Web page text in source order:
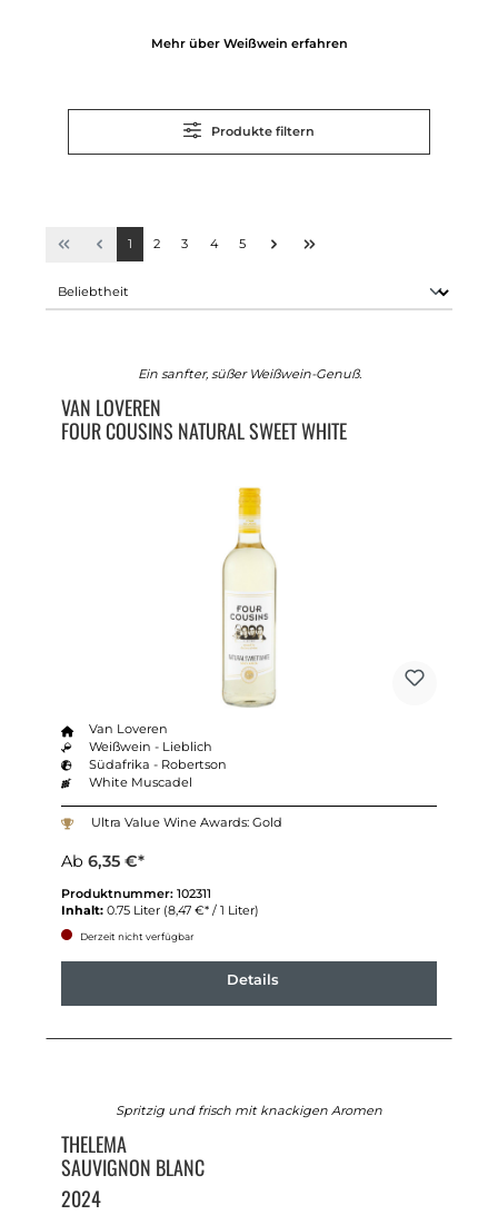
Mehr über Weißwein erfahren
Produkte filtern
1 2 3 4 5
Ein sanfter, süßer Weißwein-Genuß.
VAN LOVEREN
FOUR COUSINS NATURAL SWEET WHITE
Van Loveren
Weißwein - Lieblich
Südafrika - Robertson
White Muscadel
Ultra Value Wine Awards: Gold
Ab 6,35 €*
Produktnummer: 102311
Inhalt: 0.75 Liter (8,47 €* / 1 Liter)
Derzeit nicht verfügbar
Details
Spritzig und frisch mit knackigen Aromen
THELEMA
SAUVIGNON BLANC
2024